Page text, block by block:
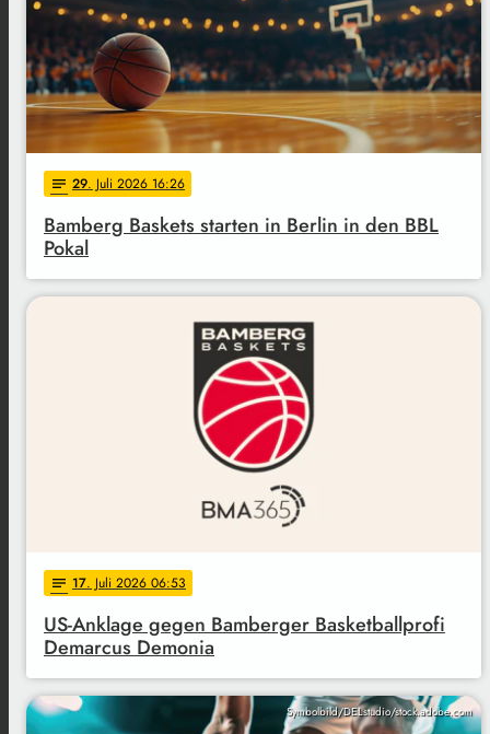
notes 29. Juli 2026 16:26
Bamberg Baskets starten in Berlin in den BBL
Pokal
notes 17. Juli 2026 06:53
US-Anklage gegen Bamberger Basketballprofi
Demarcus Demonia
Symbolbild/DELstudio/stock.adobe.com